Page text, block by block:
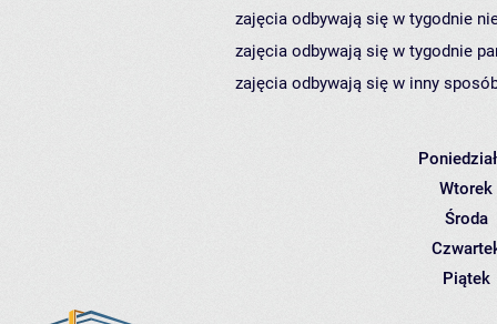
zajęcia odbywają się w tygodnie
zajęcia odbywają się w tygodnie
zajęcia odbywają się w inny
Wtorek
Środa
Piątek